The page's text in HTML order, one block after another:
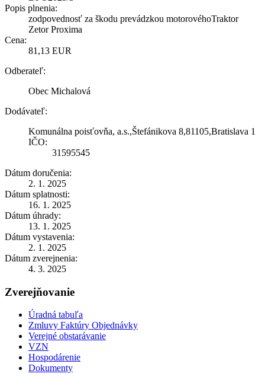
Popis plnenia:
zodpovednosť za škodu prevádzkou motorovéhoTraktor
Zetor Proxima
Cena:
81,13 EUR
Odberateľ:
Obec Michalová
Dodávateľ:
Komunálna poisťovňa, a.s.,Štefánikova 8,81105,Bratislava 1
IČO:
31595545
Dátum doručenia:
2. 1. 2025
Dátum splatnosti:
16. 1. 2025
Dátum úhrady:
13. 1. 2025
Dátum vystavenia:
2. 1. 2025
Dátum zverejnenia:
4. 3. 2025
Zverejňovanie
Úradná tabuľa
Zmluvy Faktúry Objednávky
Verejné obstarávanie
VZN
Hospodárenie
Dokumenty